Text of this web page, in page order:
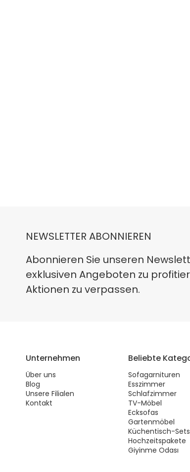
NEWSLETTER ABONNIEREN
Abonnieren Sie unseren
exklusiven Angeboten zu
Aktionen zu verpassen.
Unternehmen
Über uns
Blog
Unsere Filialen
Kontakt
Beliebte
Sofagarnituren
Esszimmer
Schlafzimmer
TV-Möbel
Ecksofas
Gartenmöbel
Küchentisch-Sets
Hochzeitspakete
Giyinme Odası